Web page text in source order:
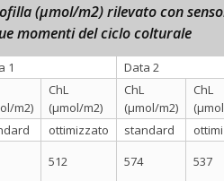
(µmol/m2) rilevato con
momenti del ciclo colturale
1
Data 2
m2)
ChL
(µmol/m2)
ChL
(µmol/m2)
ChL
ottimizzato standard
512 574
537